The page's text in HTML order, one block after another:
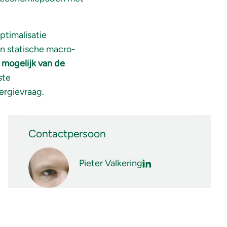
statische macro-
van de
Contactpersoon
Pieter Valkering